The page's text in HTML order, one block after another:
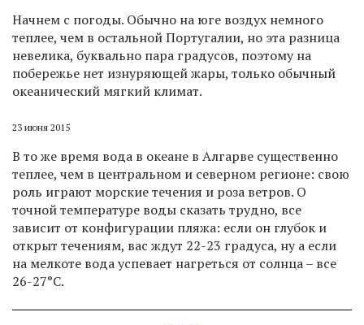
Начнем с погоды. Обычно на юге воздух немного
теплее, чем в остальной Португалии, но эта разница
невелика, буквально пара градусов, поэтому на
побережье нет изнуряющей жары, только обычный
океанический мягкий климат.
23 июня 2015
В то же время вода в океане в Алгарве существенно
теплее, чем в центральном и северном регионе: свою
роль играют морские течения и роза ветров. О
точной температуре воды сказать трудно, все
зависит от конфигурации пляжа: если он глубок и
открыт течениям, вас ждут 22-23 градуса, ну а если
на мелкоте вода успевает нагреться от солнца – все
26-27°C.